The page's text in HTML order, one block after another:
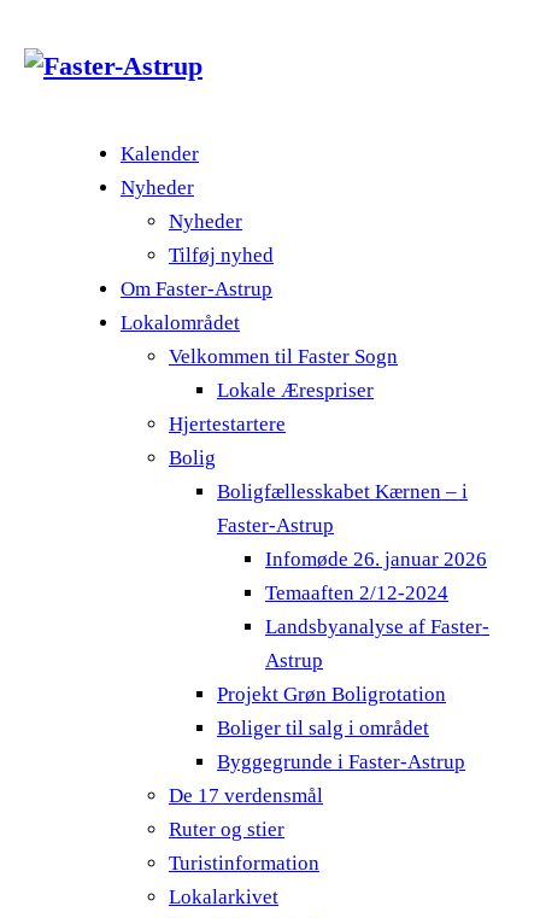
Kalender
Nyheder
Nyheder
Tilføj nyhed
Om Faster-Astrup
Lokalområdet
Velkommen til Faster Sogn
Lokale Ærespriser
Hjertestartere
Bolig
Boligfællesskabet Kærnen – i
Faster-Astrup
Infomøde 26. januar 2026
Temaaften 2/12-2024
Landsbyanalyse af Faster-
Astrup
Projekt Grøn Boligrotation
Boliger til salg i området
Byggegrunde i Faster-Astrup
De 17 verdensmål
Ruter og stier
Turistinformation
Lokalarkivet